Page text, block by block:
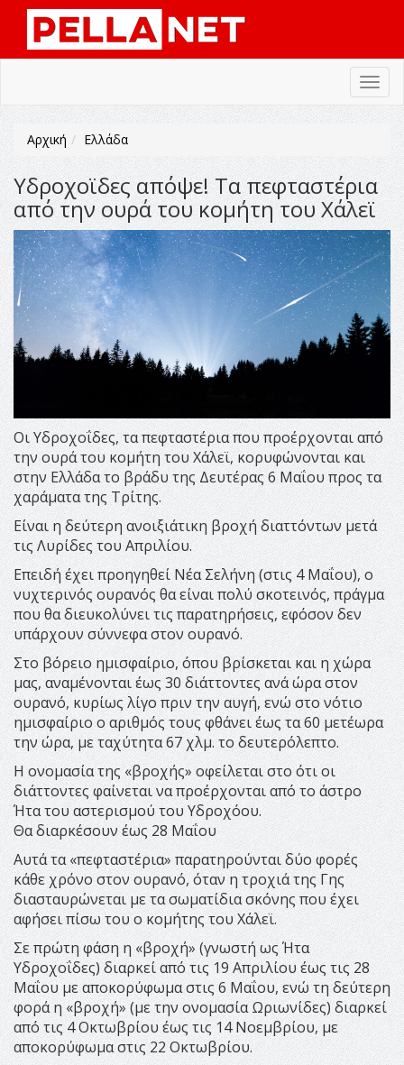
Αρχική Ελλάδα
Υδροχοϊδες απόψε! Τα πεφταστέρια
από την ουρά του κομήτη του Χάλεϊ
Οι Υδροχοΐδες, τα πεφταστέρια που προέρχονται από
την ουρά του κομήτη του Χάλεϊ, κορυφώνονται και
στην Ελλάδα το βράδυ της Δευτέρας 6 Μαΐου προς τα
χαράματα της Τρίτης.
Είναι η δεύτερη ανοιξιάτικη βροχή διαττόντων μετά
τις Λυρίδες του Απριλίου.
Επειδή έχει προηγηθεί Νέα Σελήνη (στις 4 Μαΐου), ο
νυχτερινός ουρανός θα είναι πολύ σκοτεινός, πράγμα
που θα διευκολύνει τις παρατηρήσεις, εφόσον δεν
υπάρχουν σύννεφα στον ουρανό.
Στο βόρειο ημισφαίριο, όπου βρίσκεται και η χώρα
μας, αναμένονται έως 30 διάττοντες ανά ώρα στον
ουρανό, κυρίως λίγο πριν την αυγή, ενώ στο νότιο
ημισφαίριο ο αριθμός τους φθάνει έως τα 60 μετέωρα
την ώρα, με ταχύτητα 67 χλμ. το δευτερόλεπτο.
Η ονομασία της «βροχής» οφείλεται στο ότι οι
διάττοντες φαίνεται να προέρχονται από το άστρο
Ήτα του αστερισμού του Υδροχόου.
Θα διαρκέσουν έως 28 Μαΐου
Αυτά τα «πεφταστέρια» παρατηρούνται δύο φορές
κάθε χρόνο στον ουρανό, όταν η τροχιά της Γης
διασταυρώνεται με τα σωματίδια σκόνης που έχει
αφήσει πίσω του ο κομήτης του Χάλεϊ.
Σε πρώτη φάση η «βροχή» (γνωστή ως Ήτα
Υδροχοΐδες) διαρκεί από τις 19 Απριλίου έως τις 28
Μαΐου με αποκορύφωμα στις 6 Μαΐου, ενώ τη δεύτερη
φορά η «βροχή» (με την ονομασία Ωριωνίδες) διαρκεί
από τις 4 Οκτωβρίου έως τις 14 Νοεμβρίου, με
αποκορύφωμα στις 22 Οκτωβρίου.